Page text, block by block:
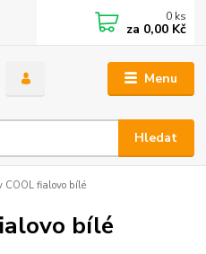
Menu
Hledat
0 ks
za 0,00 Kč
COOL fialovo bílé
bílé